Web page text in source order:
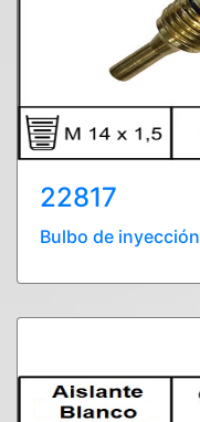
22817
Bulbo de inyección